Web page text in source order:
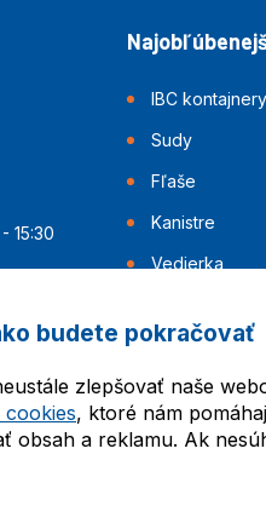
15:30
IBC kontajnery
Sudy
Fľaše
Kanistre
Vedierka
budete pokračovať
zlepšovať naše
, ktoré nám
obsah a reklamu. Ak